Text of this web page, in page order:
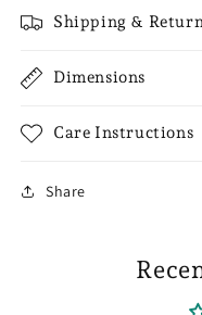
Shipping &
Dimensions
Care Instructions
Share